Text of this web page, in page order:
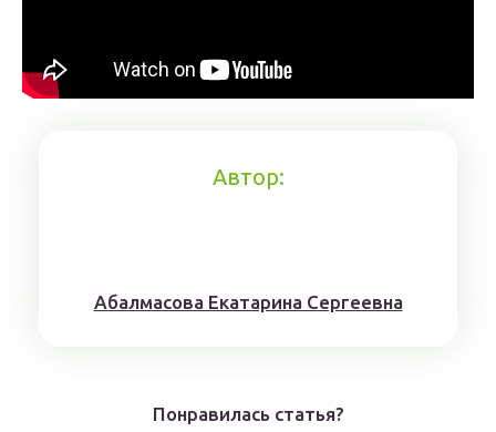
Автор:
Aбaлмaсoвa Eкaтaринa Ceргeeвнa
Понравилась статья?